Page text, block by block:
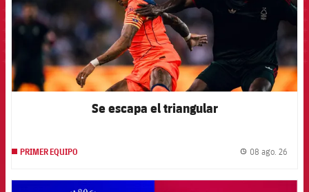
Se escapa el triangular
PRIMER EQUIPO 08 ago. 26